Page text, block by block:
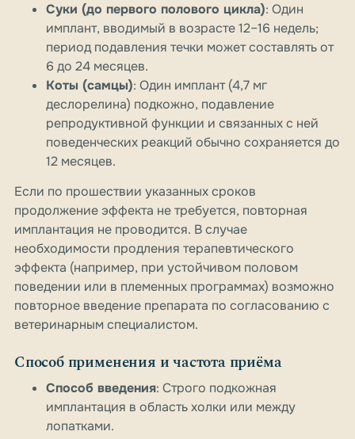
Суки (до первого полового цикла): Один
имплант, вводимый в возрасте 12–16 недель;
период подавления течки может составлять от
6 до 24 месяцев.
Коты (самцы): Один имплант (4,7 мг
деслорелина) подкожно, подавление
репродуктивной функции и связанных с ней
поведенческих реакций обычно сохраняется до
12 месяцев.
Если по прошествии указанных сроков
продолжение эффекта не требуется, повторная
имплантация не проводится. В случае
необходимости продления терапевтического
эффекта (например, при устойчивом половом
поведении или в племенных программах) возможно
повторное введение препарата по согласованию с
ветеринарным специалистом.
Способ применения и частота приёма
Способ введения: Строго подкожная
имплантация в область холки или между
лопатками.